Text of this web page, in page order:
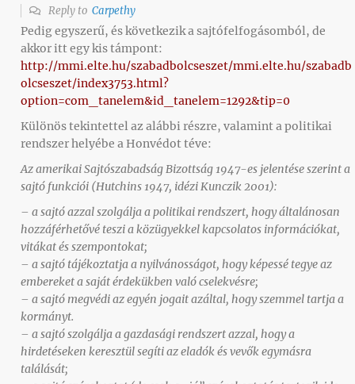
Reply to Carpethy
Pedig egyszerű, és következik a sajtófelfogásomból, de
akkor itt egy kis támpont:
http://mmi.elte.hu/szabadbolcseszet/mmi.elte.hu/szabadb
olcseszet/index3753.html?
option=com_tanelem&id_tanelem=1292&tip=0
Különös tekintettel az alábbi részre, valamint a politikai
rendszer helyébe a Honvédot téve:
Az amerikai Sajtószabadság Bizottság 1947-es jelentése szerint a
sajtó funkciói (Hutchins 1947, idézi Kunczik 2001):
– a sajtó azzal szolgálja a politikai rendszert, hogy általánosan
hozzáférhetővé teszi a közügyekkel kapcsolatos információkat,
vitákat és szempontokat;
– a sajtó tájékoztatja a nyilvánosságot, hogy képessé tegye az
embereket a saját érdekükben való cselekvésre;
– a sajtó megvédi az egyén jogait azáltal, hogy szemmel tartja a
kormányt.
– a sajtó szolgálja a gazdasági rendszert azzal, hogy a
hirdetéseken keresztül segíti az eladók és vevők egymásra
találását;